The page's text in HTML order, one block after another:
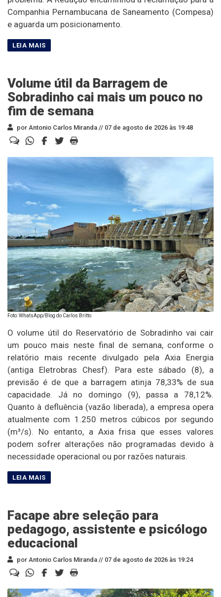
Companhia Pernambucana de Saneamento (Compesa)
e aguarda um posicionamento.
Volume útil da Barragem de
Sobradinho cai mais um pouco no
fim de semana
por Antonio Carlos Miranda // 07 de agosto de 2026 às 19:48
Foto: WhatsApp/Blog do Carlos Britto
O volume útil do Reservatório de Sobradinho vai cair
um pouco mais neste final de semana, conforme o
relatório mais recente divulgado pela Axia Energia
(antiga Eletrobras Chesf). Para este sábado (8), a
previsão é de que a barragem atinja 78,33% de sua
capacidade. Já no domingo (9), passa a 78,12%.
Quanto à defluência (vazão liberada), a empresa opera
atualmente com 1.250 metros cúbicos por segundo
(m³/s). No entanto, a Axia frisa que esses valores
podem sofrer alterações não programadas devido à
necessidade operacional ou por razões naturais.
Facape abre seleção para
pedagogo, assistente e psicólogo
educacional
por Antonio Carlos Miranda // 07 de agosto de 2026 às 19:24